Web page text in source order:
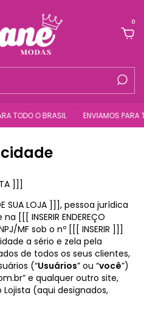
0
O BRASIL ENVIAMOS PARA TODO
]]]
SUA LOJA ]]], pessoa jurídica
[[[ INSERIR ENDEREÇO
MF sob o nº [[[ INSERIR ]]]
a sério e zela pela
de todos os seus clientes,
(“Usuários” ou “você”)
e qualquer outro site,
(aqui designados,